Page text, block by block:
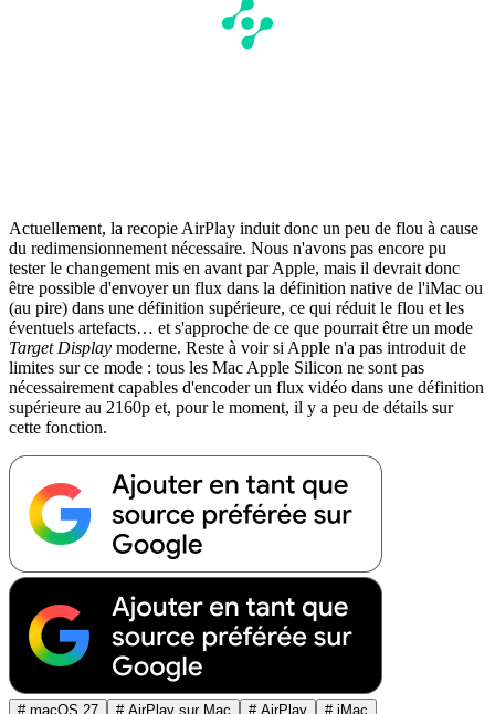
Actuellement, la recopie AirPlay induit donc un peu de flou à cause
du redimensionnement nécessaire. Nous n'avons pas encore pu
tester le changement mis en avant par Apple, mais il devrait donc
être possible d'envoyer un flux dans la définition native de l'iMac ou
(au pire) dans une définition supérieure, ce qui réduit le flou et les
éventuels artefacts… et s'approche de ce que pourrait être un mode
Target Display moderne. Reste à voir si Apple n'a pas introduit de
limites sur ce mode : tous les Mac Apple Silicon ne sont pas
nécessairement capables d'encoder un flux vidéo dans une définition
supérieure au 2160p et, pour le moment, il y a peu de détails sur
cette fonction.
# macOS 27 # AirPlay sur Mac # AirPlay # iMac